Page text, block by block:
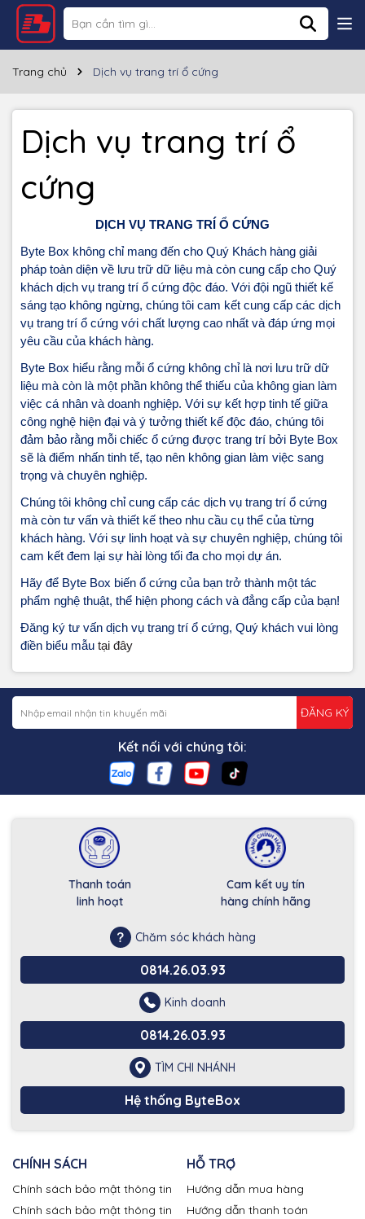
Trang chủ Dịch vụ trang trí ổ cứng
Dịch vụ trang trí ổ
cứng
DỊCH VỤ TRANG TRÍ Ổ CỨNG
Byte Box không chỉ mang đến cho Quý Khách hàng giải
pháp toàn diện về lưu trữ dữ liệu mà còn cung cấp cho Quý
khách dịch vụ trang trí ổ cứng độc đáo. Với đội ngũ thiết kế
sáng tạo không ngừng, chúng tôi cam kết cung cấp các dịch
vụ trang trí ổ cứng với chất lượng cao nhất và đáp ứng mọi
yêu cầu của khách hàng.
Byte Box hiểu rằng mỗi ổ cứng không chỉ là nơi lưu trữ dữ
liệu mà còn là một phần không thể thiếu của không gian làm
việc cá nhân và doanh nghiệp. Với sự kết hợp tinh tế giữa
công nghệ hiện đại và ý tưởng thiết kế độc đáo, chúng tôi
đảm bảo rằng mỗi chiếc ổ cứng được trang trí bởi Byte Box
sẽ là điểm nhấn tinh tế, tạo nên không gian làm việc sang
trọng và chuyên nghiệp.
Chúng tôi không chỉ cung cấp các dịch vụ trang trí ổ cứng
mà còn tư vấn và thiết kế theo nhu cầu cụ thể của từng
khách hàng. Với sự linh hoạt và sự chuyên nghiệp, chúng tôi
cam kết đem lại sự hài lòng tối đa cho mọi dự án.
Hãy để Byte Box biến ổ cứng của bạn trở thành một tác
phẩm nghệ thuật, thể hiện phong cách và đẳng cấp của bạn!
Đăng ký tư vấn dịch vụ trang trí ổ cứng, Quý khách vui lòng
điền biểu mẫu tại đây
ĐĂNG KÝ
Kết nối với chúng tôi:
Thanh toán
linh hoạt
Cam kết uy tín
hàng chính hãng
Chăm sóc khách hàng
0814.26.03.93
Kinh doanh
0814.26.03.93
TÌM CHI NHÁNH
Hệ thống ByteBox
CHÍNH SÁCH
Chính sách bảo mật thông tin
Chính sách bảo mật thông tin
HỖ TRỢ
Hướng dẫn mua hàng
Hướng dẫn thanh toán